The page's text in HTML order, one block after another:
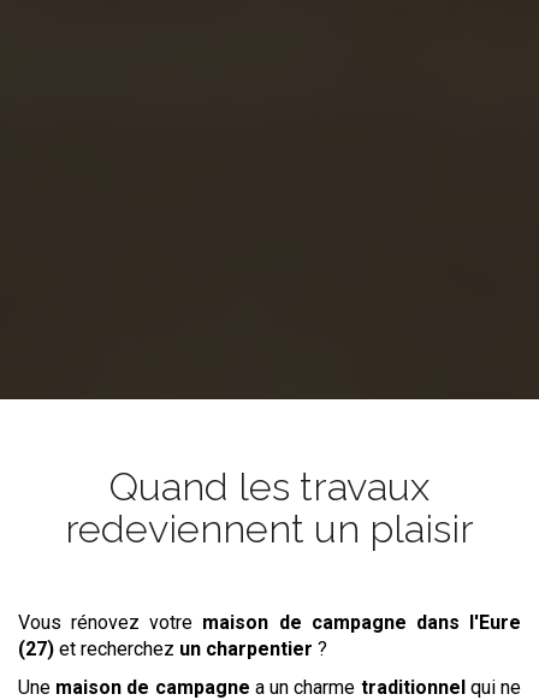
Quand les travaux
redeviennent un plaisir
Vous rénovez votre maison de campagne dans l'Eure
(27) et recherchez un charpentier ?
Une maison de campagne a un charme traditionnelqui ne